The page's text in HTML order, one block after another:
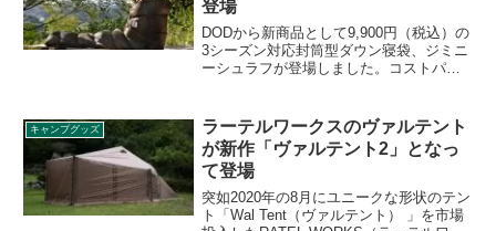
登場
DODから新商品として9,900円（税込）の
3シーズン対応封筒型ダウン寝袋、ジミニ
ーシュラフが登場しました。コストパフ
んが、エントリー向けとしては丁度よい
でしょう。詳細をレビューします。
キャンプグッズ
ラーテルワークスのヴァルテント
が新作「ヴァルテント2」となっ
て登場
突如2020年の8月にユニークな形状のテン
ト「Wal Tent（ヴァルテント） 」を市場